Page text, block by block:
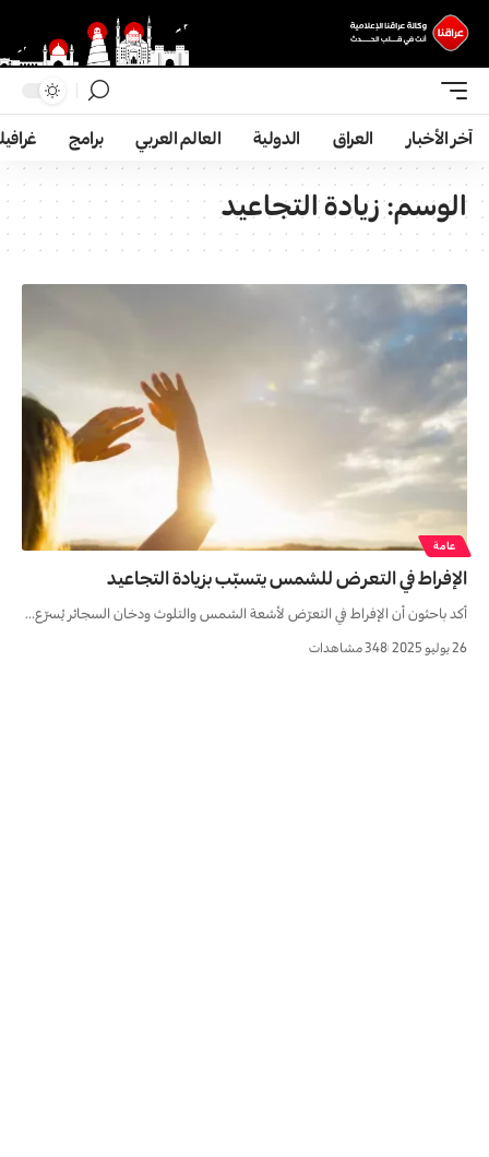
آخر الأخبار العراق الدولية العالم العربي برامج
الوسم:زيادة التجاعيد
عامة
الإفراط في التعرض للشمس يتسبّب بزيادة التجاعيد
أكد باحثون أن الإفراط في التعرّض لأشعة الشمس والتلوث ودخان السجائر يُسرّع…
26 يوليو 2025 348 مشاهدات